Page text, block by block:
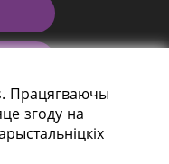
Працягваючы
згоду на